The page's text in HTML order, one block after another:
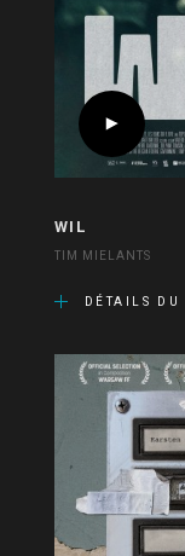
WIL
TIM MIELANTS
DÉTAILS